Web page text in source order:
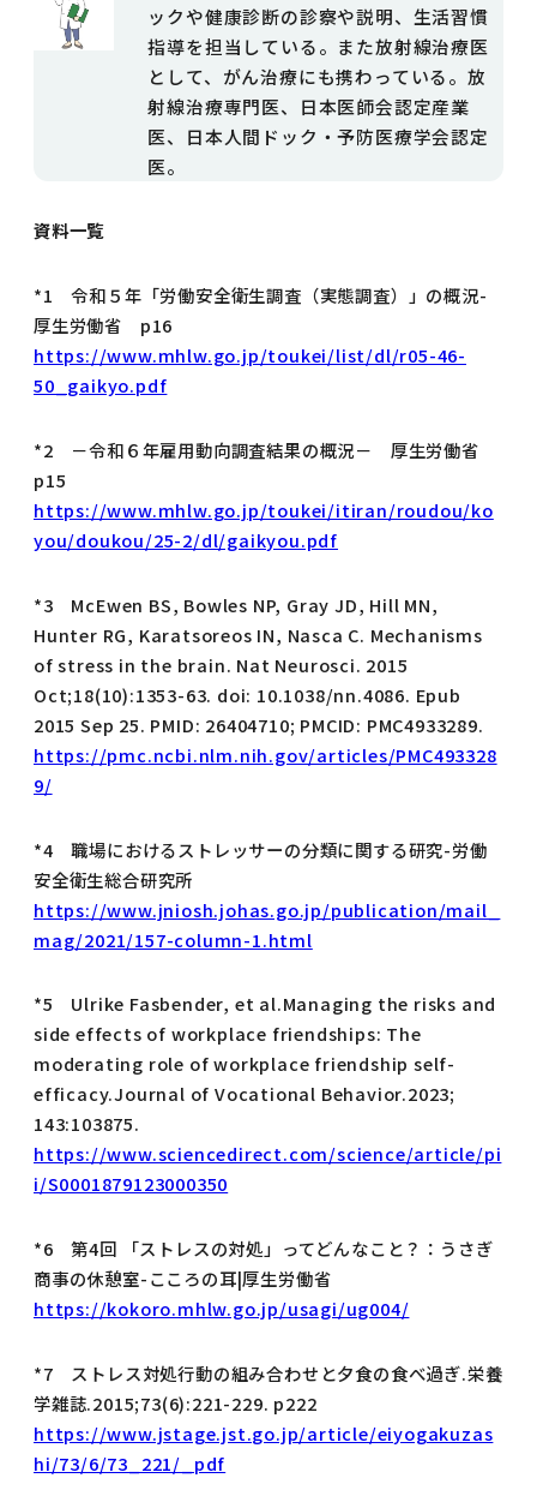
ックや健康診断の診察や説明、生活習慣
指導を担当している。また放射線治療医
として、がん治療にも携わっている。放
射線治療専門医、日本医師会認定産業
医、日本人間ドック・予防医療学会認定
医。
資料一覧
*1 令和５年「労働安全衛生調査（実態調査）」の概況-
厚生労働省 p16
https://www.mhlw.go.jp/toukei/list/dl/r05-46-
50_gaikyo.pdf
*2 －令和６年雇用動向調査結果の概況－ 厚生労働省
p15
https://www.mhlw.go.jp/toukei/itiran/roudou/ko
you/doukou/25-2/dl/gaikyou.pdf
*3 McEwen BS, Bowles NP, Gray JD, Hill MN,
Hunter RG, Karatsoreos IN, Nasca C. Mechanisms
of stress in the brain. Nat Neurosci. 2015
Oct;18(10):1353-63. doi: 10.1038/nn.4086. Epub
2015 Sep 25. PMID: 26404710; PMCID: PMC4933289.
https://pmc.ncbi.nlm.nih.gov/articles/PMC493328
9/
*4 職場におけるストレッサーの分類に関する研究-労働
安全衛生総合研究所
https://www.jniosh.johas.go.jp/publication/mail_
mag/2021/157-column-1.html
*5 Ulrike Fasbender, et al.Managing the risks and
side effects of workplace friendships: The
moderating role of workplace friendship self-
efficacy.Journal of Vocational Behavior.2023;
143:103875.
https://www.sciencedirect.com/science/article/pi
i/S0001879123000350
*6 第4回 「ストレスの対処」ってどんなこと？：うさぎ
商事の休憩室-こころの耳|厚生労働省
https://kokoro.mhlw.go.jp/usagi/ug004/
*7 ストレス対処行動の組み合わせと夕食の食べ過ぎ.栄養
学雑誌.2015;73(6):221-229. p222
https://www.jstage.jst.go.jp/article/eiyogakuzas
hi/73/6/73_221/_pdf